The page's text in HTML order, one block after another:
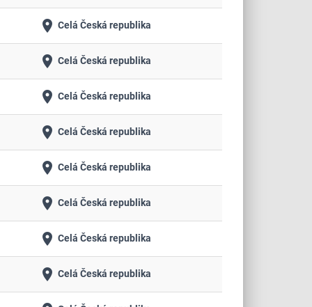
place Celá Česká republika
place Celá Česká republika
place Celá Česká republika
place Celá Česká republika
place Celá Česká republika
place Celá Česká republika
place Celá Česká republika
place Celá Česká republika